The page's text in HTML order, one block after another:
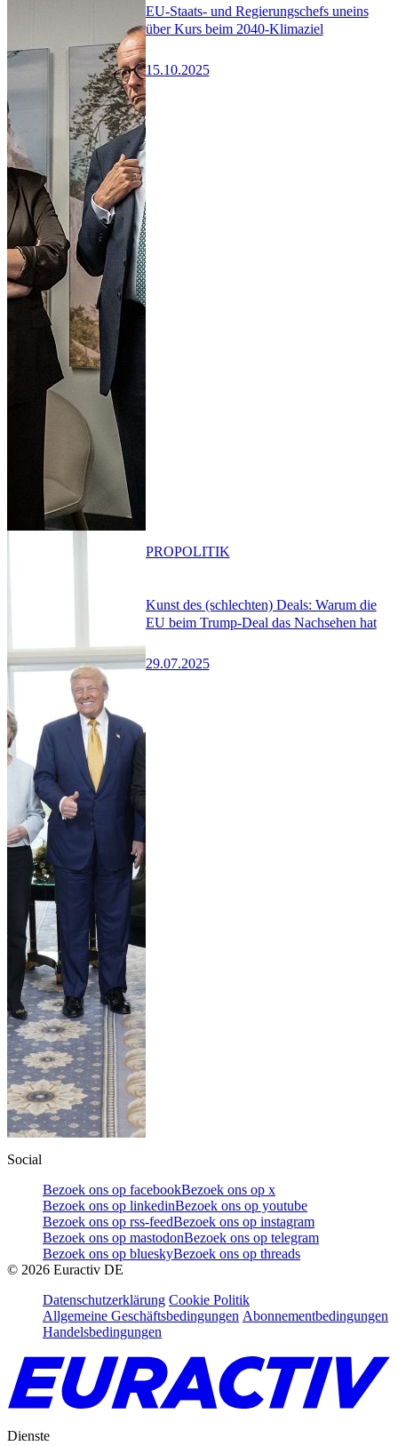
EU-Staats- und Regierungschefs uneins
über Kurs beim 2040-Klimaziel
15.10.2025
Kunst des (schlechten) Deals: Warum die
EU beim Trump-Deal das Nachsehen hat
29.07.2025
PROPOLITIK
Social
Bezoek ons op facebookBezoek ons op x
Bezoek ons op linkedinBezoek ons op youtube
Bezoek ons op rss-feedBezoek ons op instagram
Bezoek ons op mastodonBezoek ons op telegram
Bezoek ons op blueskyBezoek ons op threads
© 2026 Euractiv DE
Datenschutzerklärung Cookie Politik
Allgemeine Geschäftsbedingungen Abonnementbedingungen
Handelsbedingungen
Dienste